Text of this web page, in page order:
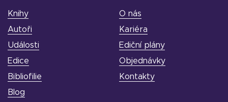
Knihy
Autoři
Události
Edice
Bibliofilie
Blog
O nás
Kariéra
Ediční plány
Objednávky
Kontakty